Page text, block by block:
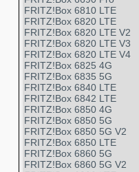
FRITZ!Box 6810 LTE
FRITZ!Box 6820 LTE
FRITZ!Box 6820 LTE V2
FRITZ!Box 6820 LTE V3
FRITZ!Box 6820 LTE V4
FRITZ!Box 6825 4G
FRITZ!Box 6835 5G
FRITZ!Box 6840 LTE
FRITZ!Box 6842 LTE
FRITZ!Box 6850 4G
FRITZ!Box 6850 5G
FRITZ!Box 6850 5G V2
FRITZ!Box 6850 LTE
FRITZ!Box 6860 5G
FRITZ!Box 6860 5G V2